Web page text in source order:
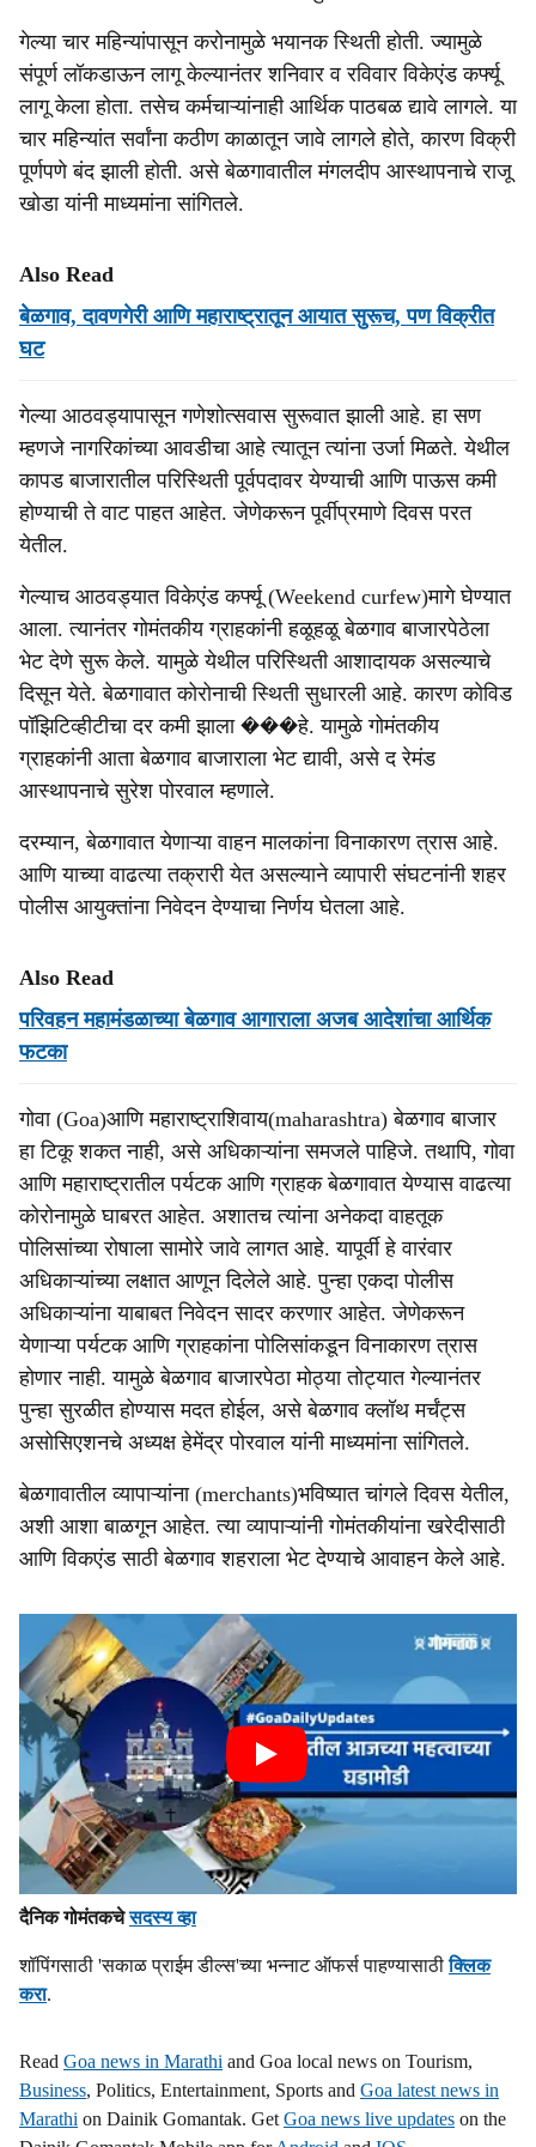
गेल्या चार महिन्यांपासून करोनामुळे भयानक स्थिती होती. ज्यामुळे
संपूर्ण लॉकडाऊन लागू केल्यानंतर शनिवार व रविवार विकेएंड कर्फ्यू
लागू केला होता. तसेच कर्मचाऱ्यांनाही आर्थिक पाठबळ द्यावे लागले. या
चार महिन्यांत सर्वांना कठीण काळातून जावे लागले होते, कारण विक्री
पूर्णपणे बंद झाली होती. असे बेळगावातील मंगलदीप आस्थापनाचे राजू
खोडा यांनी माध्यमांना सांगितले.
Also Read
बेळगाव, दावणगेरी आणि महाराष्ट्रातून आयात सुरूच, पण विक्रीत
घट
गेल्या आठवड्यापासून गणेशोत्सवास सुरूवात झाली आहे. हा सण
म्हणजे नागरिकांच्या आवडीचा आहे त्यातून त्यांना उर्जा मिळते. येथील
कापड बाजारातील परिस्थिती पूर्वपदावर येण्याची आणि पाऊस कमी
होण्याची ते वाट पाहत आहेत. जेणेकरून पूर्वीप्रमाणे दिवस परत
येतील.
गेल्याच आठवड्यात विकेएंड कर्फ्यू (Weekend curfew)मागे घेण्यात
आला. त्यानंतर गोमंतकीय ग्राहकांनी हळूहळू बेळगाव बाजारपेठेला
भेट देणे सुरू केले. यामुळे येथील परिस्थिती आशादायक असल्याचे
दिसून येते. बेळगावात कोरोनाची स्थिती सुधारली आहे. कारण कोविड
पॉझिटिव्हीटीचा दर कमी झाला ���हे. यामुळे गोमंतकीय
ग्राहकांनी आता बेळगाव बाजाराला भेट द्यावी, असे द रेमंड
आस्थापनाचे सुरेश पोरवाल म्हणाले.
दरम्यान, बेळगावात येणाऱ्या वाहन मालकांना विनाकारण त्रास आहे.
आणि याच्या वाढत्या तक्रारी येत असल्याने व्यापारी संघटनांनी शहर
पोलीस आयुक्तांना निवेदन देण्याचा निर्णय घेतला आहे.
Also Read
परिवहन महामंडळाच्या बेळगाव आगाराला अजब आदेशांचा आर्थिक
फटका
गोवा (Goa)आणि महाराष्ट्राशिवाय(maharashtra) बेळगाव बाजार
हा टिकू शकत नाही, असे अधिकाऱ्यांना समजले पाहिजे. तथापि, गोवा
आणि महाराष्ट्रातील पर्यटक आणि ग्राहक बेळगावात येण्यास वाढत्या
कोरोनामुळे घाबरत आहेत. अशातच त्यांना अनेकदा वाहतूक
पोलिसांच्या रोषाला सामोरे जावे लागत आहे. यापूर्वी हे वारंवार
अधिकाऱ्यांच्या लक्षात आणून दिलेले आहे. पुन्हा एकदा पोलीस
अधिकाऱ्यांना याबाबत निवेदन सादर करणार आहेत. जेणेकरून
येणाऱ्या पर्यटक आणि ग्राहकांना पोलिसांकडून विनाकारण त्रास
होणार नाही. यामुळे बेळगाव बाजारपेठा मोठ्या तोट्यात गेल्यानंतर
पुन्हा सुरळीत होण्यास मदत होईल, असे बेळगाव क्लॉथ मर्चंट्स
असोसिएशनचे अध्यक्ष हेमेंद्र पोरवाल यांनी माध्यमांना सांगितले.
बेळगावातील व्यापाऱ्यांना (merchants)भविष्यात चांगले दिवस येतील,
अशी आशा बाळगून आहेत. त्या व्यापाऱ्यांनी गोमंतकीयांना खरेदीसाठी
आणि विकएंड साठी बेळगाव शहराला भेट देण्याचे आवाहन केले आहे.
दैनिक गोमंतकचेसदस्य व्हा
शॉपिंगसाठी 'सकाळ प्राईम डील्स'च्या भन्नाट ऑफर्स पाहण्यासाठीक्लिक
करा.
Read Goa news in Marathi and Goa local news on Tourism,
Business, Politics, Entertainment, Sports and Goa latest news in
Marathi on Dainik Gomantak. Get Goa news live updates on the